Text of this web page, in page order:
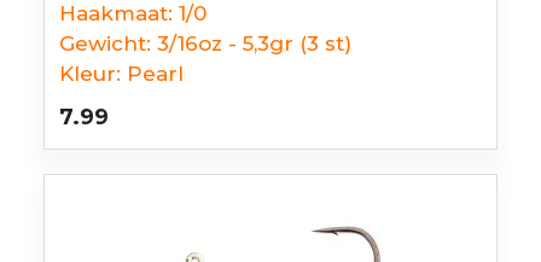
Haakmaat: 1/0
Gewicht: 3/16oz - 5,3gr (3 st)
Kleur: Pearl
7.99